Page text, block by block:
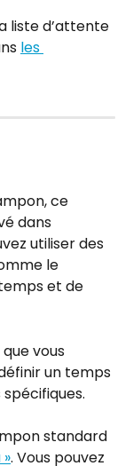
liste d’attente
les
ce
dans
utiliser des
le
et de
vous
un temps
standard
. Vous pouvez